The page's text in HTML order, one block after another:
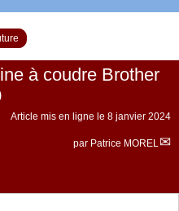
à coudre Brother
Article mis en ligne le 8 janvier 2024
par Patrice MOREL